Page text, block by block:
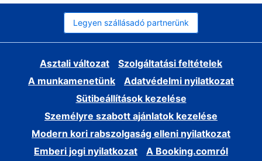
Legyen szállásadó partnerünk
Asztali változat
Szolgáltatási feltételek
A munkamenetünk
Adatvédelmi nyilatkozat
Sütibeállítások kezelése
Személyre szabott ajánlatok kezelése
Modern kori rabszolgaság elleni nyilatkozat
Emberi jogi nyilatkozat
A Booking.comról